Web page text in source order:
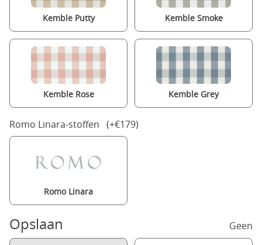
Kemble Putty Kemble Smoke
Kemble Rose Kemble Grey
Romo Linara-stoffen (+€179)
Romo Linara
Opslaan Geen